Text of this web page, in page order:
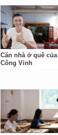
Căn nhà ở quê của
Công Vinh